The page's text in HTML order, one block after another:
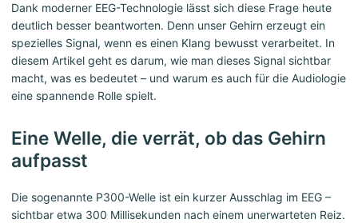
Dank moderner EEG-Technologie lässt sich diese Frage heute
deutlich besser beantworten. Denn unser Gehirn erzeugt ein
spezielles Signal, wenn es einen Klang bewusst verarbeitet. In
diesem Artikel geht es darum, wie man dieses Signal sichtbar
macht, was es bedeutet – und warum es auch für die Audiologie
eine spannende Rolle spielt.
Eine Welle, die verrät, ob das Gehirn
aufpasst
Die sogenannte P300-Welle ist ein kurzer Ausschlag im EEG –
sichtbar etwa 300 Millisekunden nach einem unerwarteten Reiz.